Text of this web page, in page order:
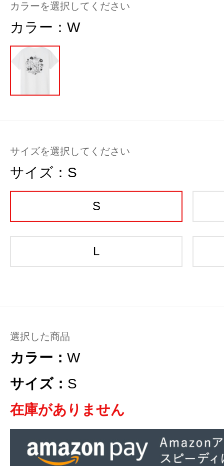
カラーを選択してください
カラー： W
サイズを選択してください
サイズ： S
S
L
選択した商品
カラー： W
サイズ： S
在庫がありません